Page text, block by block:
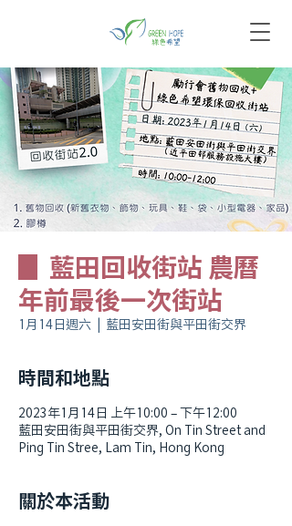
▊ 藍田回收街站 農曆
年前最後一次街站
1月14日週六
  |
藍田安田街與平田街交界
時間和地點
2023年1月14日 上午10:00 – 下午12:00
藍田安田街與平田街交界, On Tin Street and
Ping Tin Stree, Lam Tin, Hong Kong
關於本活動